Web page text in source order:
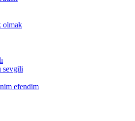
olmak
sevgili
efendim